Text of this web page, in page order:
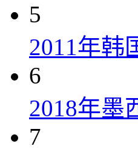
5
2011年韩
6
2018年墨
7